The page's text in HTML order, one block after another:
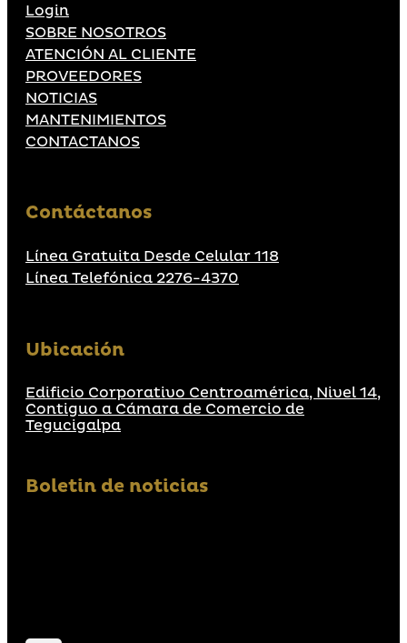
Login
SOBRE NOSOTROS
ATENCIÓN AL CLIENTE
PROVEEDORES
NOTICIAS
MANTENIMIENTOS
CONTACTANOS
Contáctanos
Línea Gratuita Desde Celular 118
Línea Telefónica 2276-4370
Ubicación
Edificio Corporativo Centroamérica, Nivel 14,
Contiguo a Cámara de Comercio de
Tegucigalpa
Boletin de noticias